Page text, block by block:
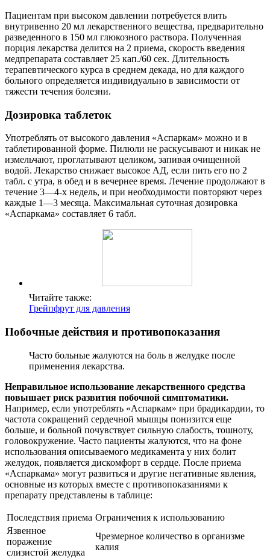
Пациентам при высоком давлении потребуется влить
внутривенно 20 мл лекарственного вещества, предварительно
разведенного в 150 мл глюкозного раствора. Полученная
порция лекарства делится на 2 приема, скорость введения
медпрепарата составляет 25 кап./60 сек. Длительность
терапевтического курса в среднем декада, но для каждого
больного определяется индивидуально в зависимости от
тяжести течения болезни.
Дозировка таблеток
Употреблять от высокого давления «Аспаркам» можно и в
таблетированной форме. Пилюли не раскусывают и никак не
измельчают, проглатывают целиком, запивая очищенной
водой. Лекарство снижает высокое АД, если пить его по 2
табл. с утра, в обед и в вечернее время. Лечение продолжают в
течение 3—4-х недель, и при необходимости повторяют через
каждые 1—3 месяца. Максимальная суточная дозировка
«Аспаркама» составляет 6 табл.
Читайте также:
Грейпфрут для давления
Побочные действия и противопоказания
Часто больные жалуются на боль в желудке после
применения лекарства.
Неправильное использование лекарственного средства
повышает риск развития побочной симптоматики.
Например, если употреблять «Аспаркам» при брадикардии, то
частота сокращений сердечной мышцы понизится еще
больше, и больной почувствует сильную слабость, тошноту,
головокружение. Часто пациенты жалуются, что на фоне
использования описываемого медикамента у них болит
желудок, появляется дискомфорт в сердце. После приема
«Аспаркама» могут развиться и другие негативные явления,
основные из которых вместе с противопоказаниями к
препарату представлены в таблице:
Последствия приема Ограничения к использованию
Язвенное
поражение
слизистой желудка
Чрезмерное количество в организме
калия